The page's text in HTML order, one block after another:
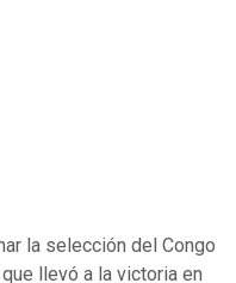
la selección del Congo
llevó a la victoria en